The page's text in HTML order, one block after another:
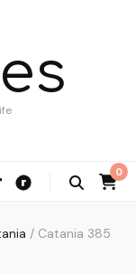
0
/ Catania 385